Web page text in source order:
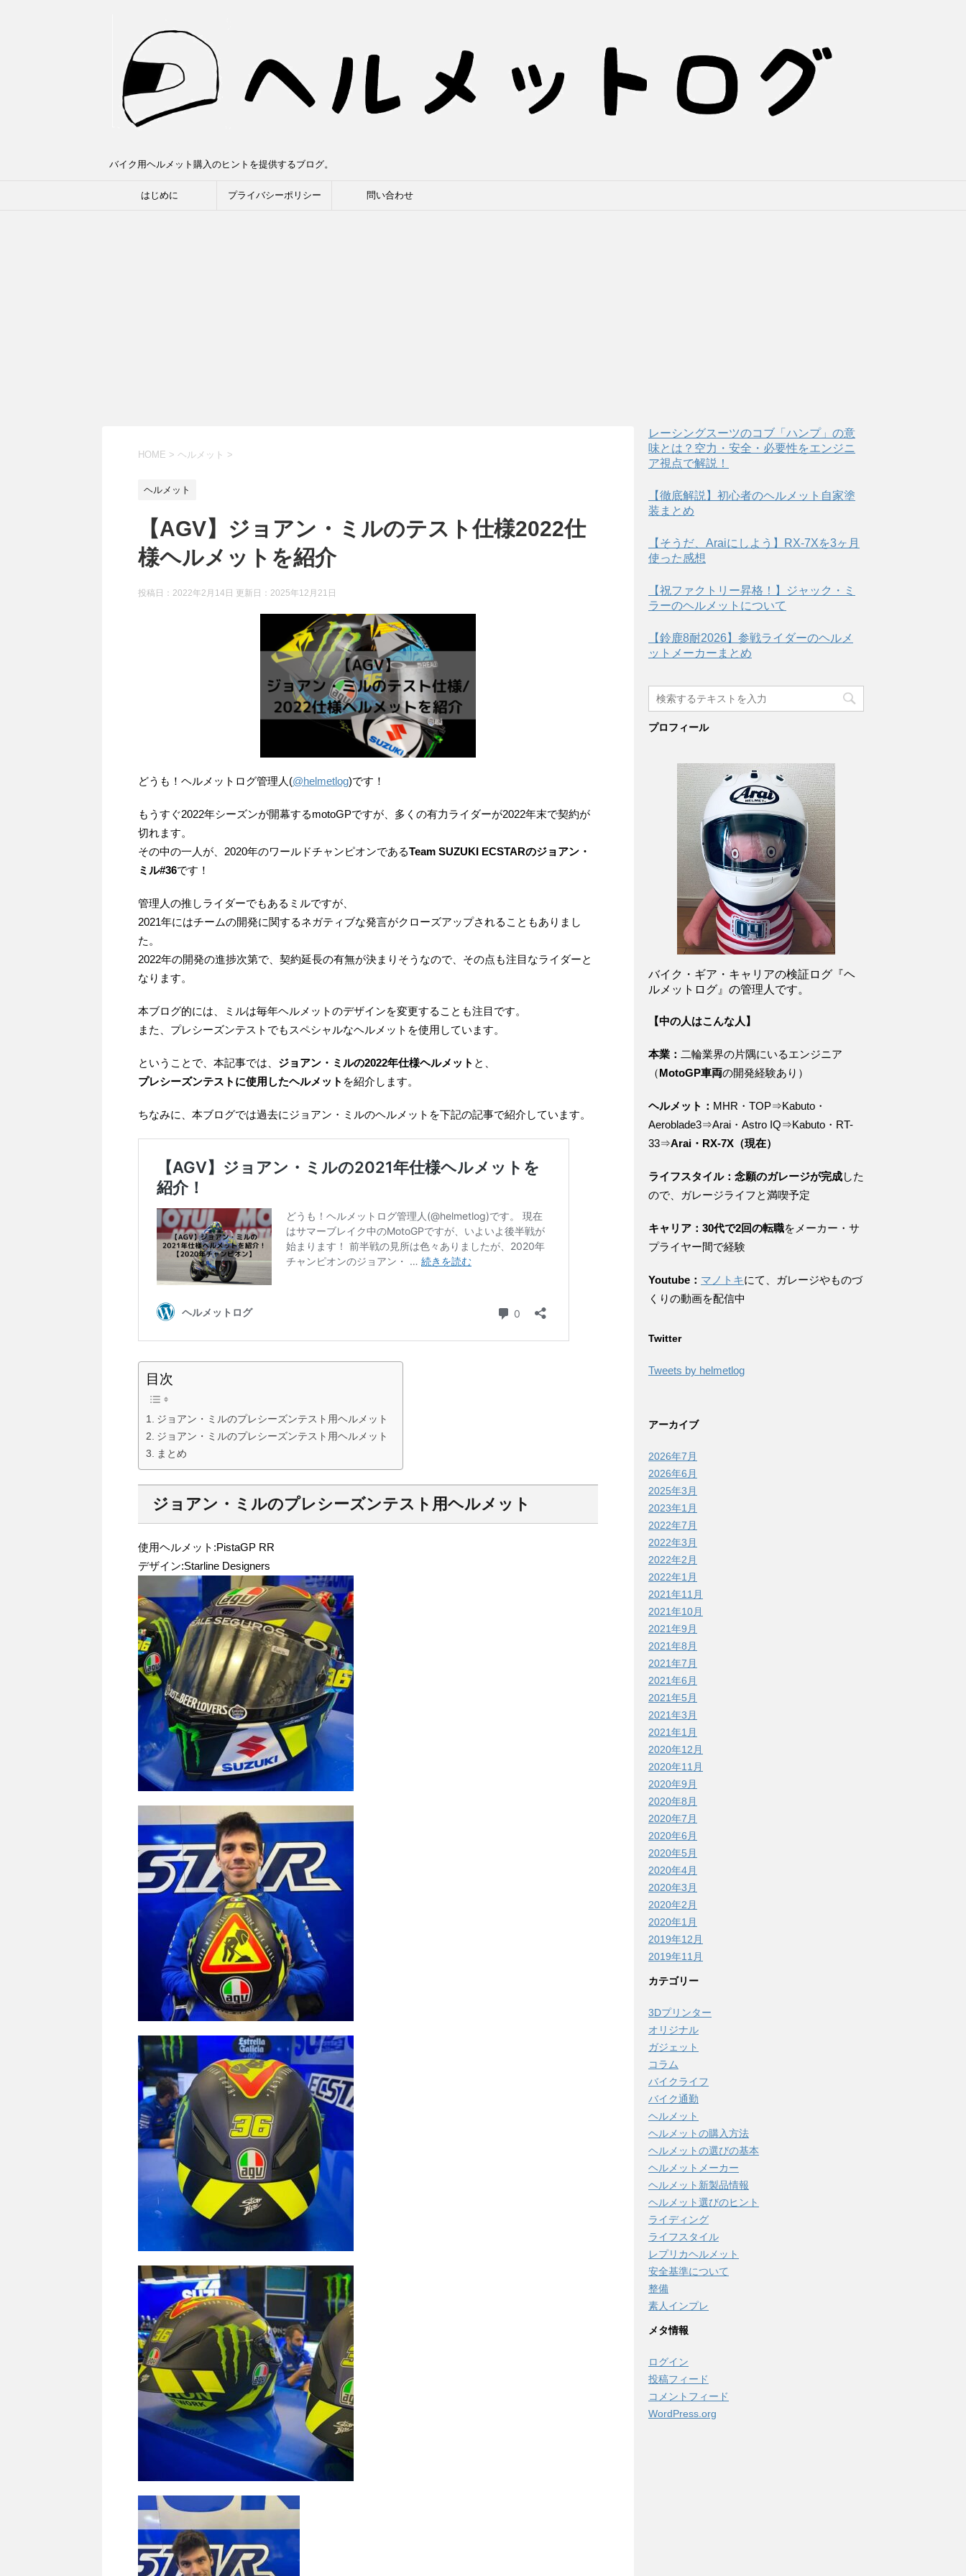
バイク用ヘルメット購入のヒントを提供するブログ。
はじめに プライバシーポリシー 問い合わせ
HOME > ヘルメット >
ヘルメット
【AGV】ジョアン・ミルのテスト仕様2022仕
様ヘルメットを紹介
投稿日：2022年2月14日 更新日： 2025年12月21日
どうも！ヘルメットログ管理人(@helmetlog)です！
もうすぐ2022年シーズンが開幕するmotoGPですが、多くの有力ライダーが2022年末で契約が
切れます。
その中の一人が、2020年のワールドチャンピオンであるTeam SUZUKI ECSTARのジョアン・
ミル#36です！
管理人の推しライダーでもあるミルですが、
2021年にはチームの開発に関するネガティブな発言がクローズアップされることもありまし
た。
2022年の開発の進捗次第で、契約延長の有無が決まりそうなので、その点も注目なライダーと
なります。
本ブログ的には、ミルは毎年ヘルメットのデザインを変更することも注目です。
また、プレシーズンテストでもスペシャルなヘルメットを使用しています。
ということで、本記事では、 ジョアン・ミルの2022年仕様ヘルメット と、
プレシーズンテストに使用したヘルメット を紹介します。
ちなみに、本ブログでは過去にジョアン・ミルのヘルメットを下記の記事で紹介しています。
目次
ジョアン・ミルのプレシーズンテスト用ヘルメット
ジョアン・ミルのプレシーズンテスト用ヘルメット
まとめ
ジョアン・ミルのプレシーズンテスト用ヘルメット
使用ヘルメット:PistaGP RR
デザイン:Starline Designers
レーシングスーツのコブ「ハンプ」の意
味とは？空力・安全・必要性をエンジニ
ア視点で解説！
【徹底解説】初心者のヘルメット自家塗
装まとめ
【そうだ、Araiにしよう】RX-7Xを3ヶ月
使った感想
【祝ファクトリー昇格！】ジャック・ミ
ラーのヘルメットについて
【鈴鹿8耐2026】参戦ライダーのヘルメ
ットメーカーまとめ
プロフィール
バイク・ギア・キャリアの検証ログ『ヘ
ルメットログ』の管理人です。
【中の人はこんな人】
本業： 二輪業界の片隅にいるエンジニア
（MotoGP車両の開発経験あり）
ヘルメット： MHR・TOP⇒Kabuto・
Aeroblade3⇒Arai・Astro IQ⇒Kabuto・RT-
33⇒Arai・RX-7X（現在）
ライフスタイル：念願のガレージが完成した
ので、ガレージライフと満喫予定
キャリア：30代で2回の転職をメーカー・サ
プライヤー間で経験
Youtube： マノトキにて、ガレージやものづ
くりの動画を配信中
Twitter
Tweets by helmetlog
アーカイブ
2026年7月
2026年6月
2025年3月
2023年1月
2022年7月
2022年3月
2022年2月
2022年1月
2021年11月
2021年10月
2021年9月
2021年8月
2021年7月
2021年6月
2021年5月
2021年3月
2021年1月
2020年12月
2020年11月
2020年9月
2020年8月
2020年7月
2020年6月
2020年5月
2020年4月
2020年3月
2020年2月
2020年1月
2019年12月
2019年11月
カテゴリー
3Dプリンター
オリジナル
ガジェット
コラム
バイクライフ
バイク通勤
ヘルメット
ヘルメットの購入方法
ヘルメットの選びの基本
ヘルメットメーカー
ヘルメット新製品情報
ヘルメット選びのヒント
ライディング
ライフスタイル
レプリカヘルメット
安全基準について
整備
素人インプレ
メタ情報
ログイン
投稿フィード
コメントフィード
WordPress.org